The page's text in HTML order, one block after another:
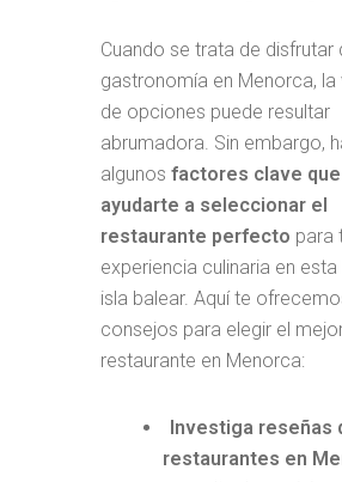
Cuando se trata de disfrutar
gastronomía en Menorca, la
de opciones puede resultar
abrumadora. Sin embargo,
algunos factores clave
ayudarte a seleccionar el
restaurante perfecto para
experiencia culinaria en
isla balear. Aquí te
consejos para elegir el
restaurante en Menorca:
Investiga reseñas
restaurantes en